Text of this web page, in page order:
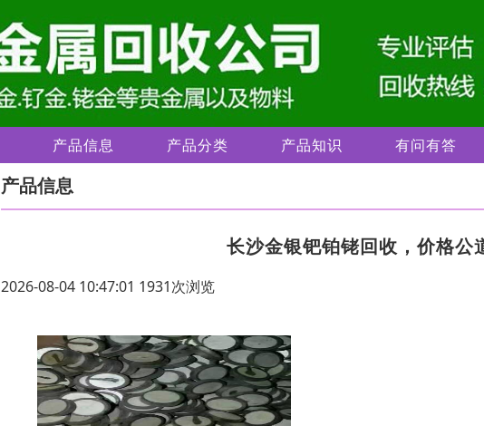
产品信息 产品分类 产品知识 有问有答
产品信息
长沙金银钯铂铑回收，价格公
2026-08-04 10:47:01 1931次浏览